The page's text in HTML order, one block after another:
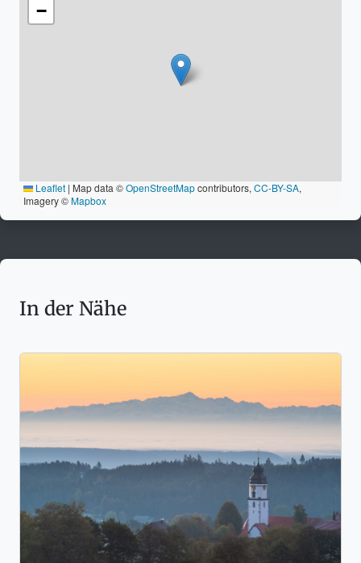
−
Leaflet | Map data ©OpenStreetMapcontributors, CC-BY-SA,
Imagery ©Mapbox
In der Nähe